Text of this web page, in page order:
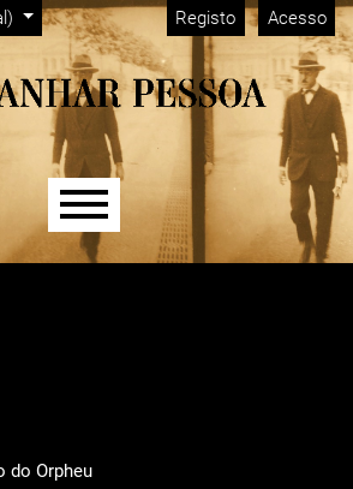
navegação principal
principal
siteatual é: Registo Acesso
do Orpheu